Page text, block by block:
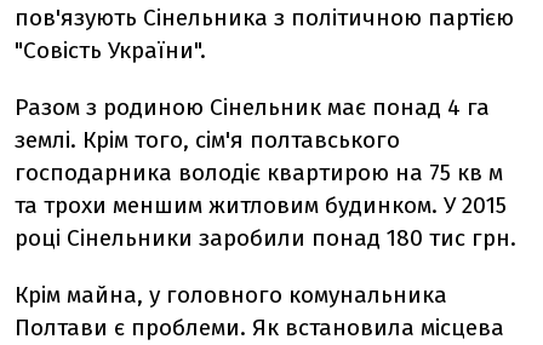
пов'язують Сінельника з політичною партією
"Совість України".
Разом з родиною Сінельник має понад 4 га
землі. Крім того, сім'я полтавського
господарника володіє квартирою на 75 кв м
та трохи меншим житловим будинком. У 2015
році Сінельники заробили понад 180 тис грн.
Крім майна, у головного комунальника
Полтави є проблеми. Як встановила місцева